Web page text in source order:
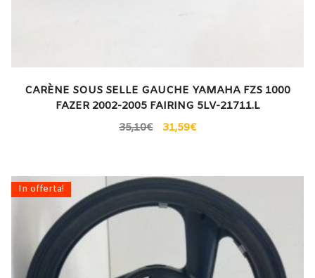
CARÈNE SOUS SELLE GAUCHE YAMAHA FZS 1000
FAZER 2002-2005 FAIRING 5LV-21711.L
35,10€ 31,59€
In offerta!